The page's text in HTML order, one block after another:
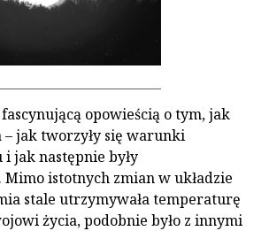
fascynującą opowieścią o tym, jak
– jak tworzyły się warunki
jak następnie były
istotnych zmian w układzie
stale utrzymywała temperaturę
życia, podobnie było z innymi